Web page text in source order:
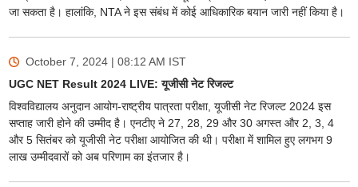
जा सकता है। हालांकि, NTA ने इस संबंध में कोई आधिकारिक बयान जारी नहीं किया है।
October 7, 2024 | 08:12 AM IST
UGC NET Result 2024 LIVE: यूजीसी नेट रिजल्ट
विश्वविद्यालय अनुदान आयोग-राष्ट्रीय पात्रता परीक्षा, यूजीसी नेट रिजल्ट 2024 इस
सप्ताह जारी होने की उम्मीद है। एनटीए ने 27, 28, 29 और 30 अगस्त और 2, 3, 4
और 5 सितंबर को यूजीसी नेट परीक्षा आयोजित की थी। परीक्षा में शामिल हुए लगभग 9
लाख उम्मीदवारों को अब परिणाम का इंतजार है।